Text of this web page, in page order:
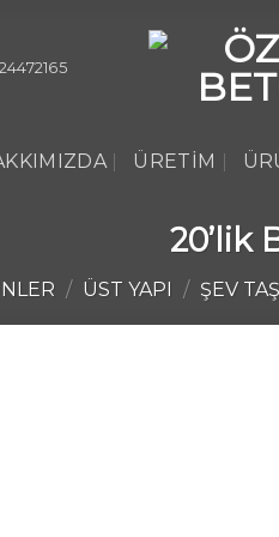
ÜRETIM
20’lik
/ ÜST YAPI / ŞEV